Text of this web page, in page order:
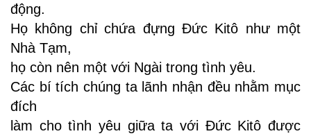
động.
Họ không chỉ chứa đựng Ðức Kitô như một
Nhà Tạm,
họ còn nên một với Ngài trong tình yêu.
Các bí tích chúng ta lãnh nhận đều nhằm mục
đích
làm cho tình yêu giữa ta với Ðức Kitô được